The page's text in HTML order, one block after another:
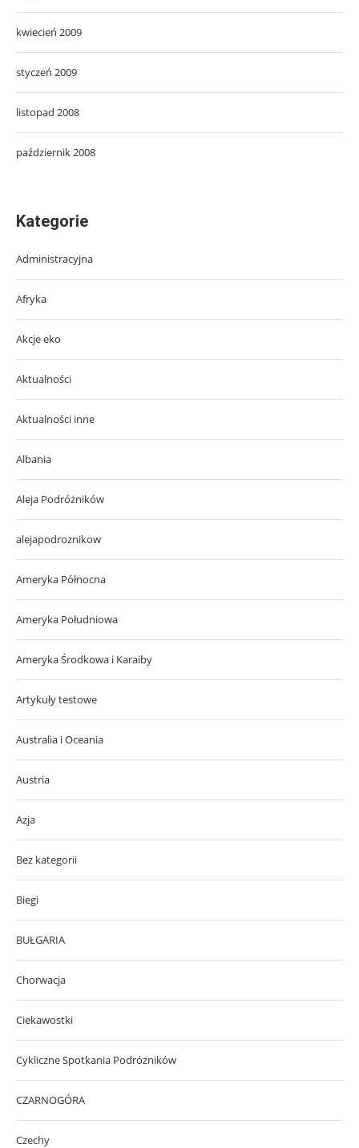
kwiecień 2009
styczeń 2009
listopad 2008
październik 2008
Kategorie
Administracyjna
Afryka
Akcje eko
Aktualności
Aktualności inne
Albania
Aleja Podróżników
alejapodroznikow
Ameryka Północna
Ameryka Południowa
Ameryka Środkowa i Karaiby
Artykuły testowe
Australia i Oceania
Austria
Azja
Bez kategorii
Biegi
BUŁGARIA
Chorwacja
Ciekawostki
Cykliczne Spotkania Podróżników
CZARNOGÓRA
Czechy